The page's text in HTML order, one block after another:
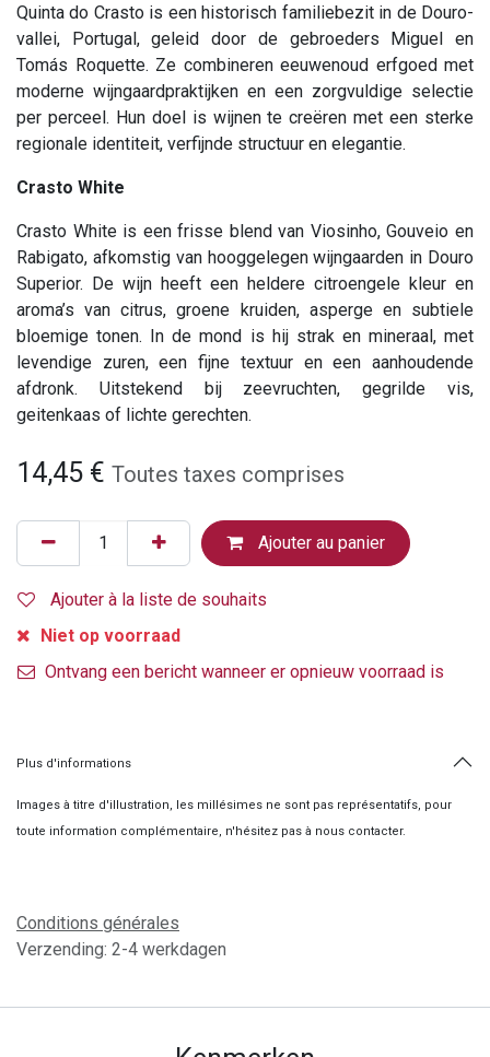
Quinta do Crasto is een historisch familiebezit in de Douro-
vallei, Portugal, geleid door de gebroeders Miguel en
Tomás Roquette. Ze combineren eeuwenoud erfgoed met
moderne wijngaardpraktijken en een zorgvuldige selectie
per perceel. Hun doel is wijnen te creëren met een sterke
regionale identiteit, verfijnde structuur en elegantie.
Crasto White
Crasto White is een frisse blend van Viosinho, Gouveio en
Rabigato, afkomstig van hooggelegen wijngaarden in Douro
Superior. De wijn heeft een heldere citroengele kleur en
aroma’s van citrus, groene kruiden, asperge en subtiele
bloemige tonen. In de mond is hij strak en mineraal, met
levendige zuren, een fijne textuur en een aanhoudende
afdronk. Uitstekend bij zeevruchten, gegrilde vis,
geitenkaas of lichte gerechten.
14,45 € Toutes taxes comprises
Ajouter au panier
Ajouter à la liste de souhaits
Niet op voorraad
Ontvang een bericht wanneer er opnieuw voorraad is
Plus d'informations
Images à titre d'illustration, les millésimes ne sont pas représentatifs, pour
toute information complémentaire, n'hésitez pas à nous contacter.
Conditions générales
Verzending: 2-4 werkdagen